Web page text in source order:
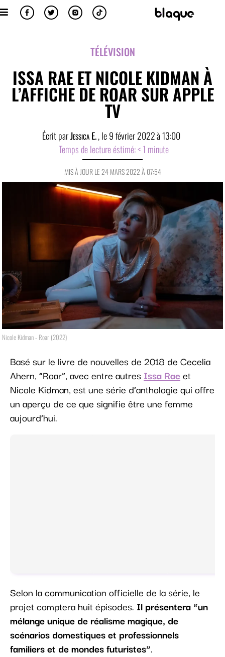
TÉLÉVISION
ISSA RAE ET NICOLE KIDMAN À
L’AFFICHE DE ROAR SUR APPLE
TV
Écrit parJessica E., le9 février 2022à13:00
Temps de lecture éstimé:< 1 minute
MIS À JOUR LE 24 MARS 2022 À 07:54
Nicole Kidman - Roar (2022)
Basé sur le livre de nouvelles de 2018 de Cecelia
Ahern, “Roar”, avec entre autres Issa Raeet
Nicole Kidman, est une série d’anthologie qui offre
un aperçu de ce que signifie être une femme
aujourd’hui.
Selon la communication officielle de la série, le
projet comptera huit épisodes. Il présentera “un
mélange unique de réalisme magique, de
scénarios domestiques et professionnels
familiers et de mondes futuristes”.